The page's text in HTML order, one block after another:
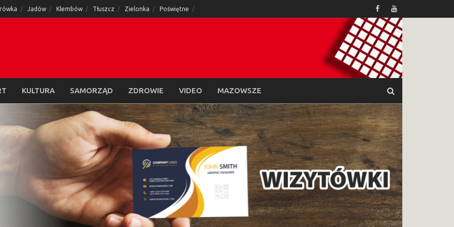
Jadów Klembów Tłuszcz Zielonka Poświętne
KULTURA SAMORZĄD ZDROWIE VIDEO MAZOWSZE